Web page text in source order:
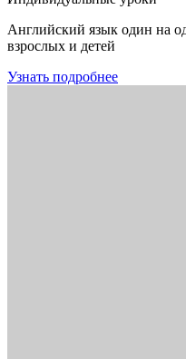
Английский язык один на
взрослых и детей
Узнать подробнее